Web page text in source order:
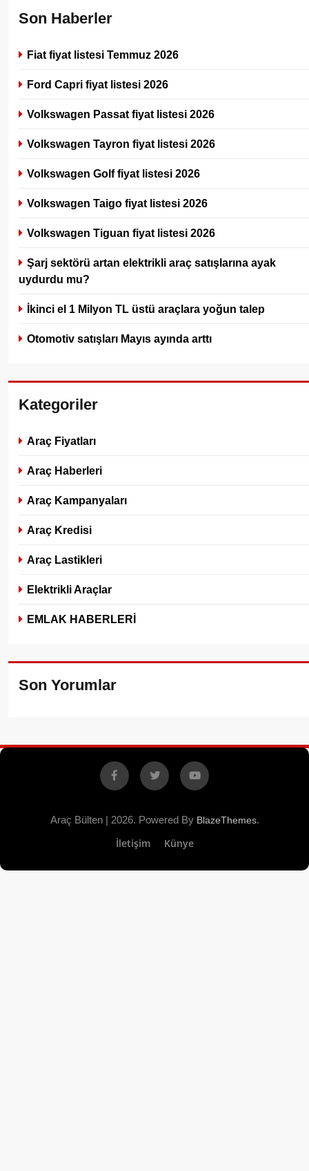
Son Haberler
Fiat fiyat listesi Temmuz 2026
Ford Capri fiyat listesi 2026
Volkswagen Passat fiyat listesi 2026
Volkswagen Tayron fiyat listesi 2026
Volkswagen Golf fiyat listesi 2026
Volkswagen Taigo fiyat listesi 2026
Volkswagen Tiguan fiyat listesi 2026
Şarj sektörü artan elektrikli araç satışlarına ayak
uydurdu mu?
İkinci el 1 Milyon TL üstü araçlara yoğun talep
Otomotiv satışları Mayıs ayında arttı
Kategoriler
Araç Fiyatları
Araç Haberleri
Araç Kampanyaları
Araç Kredisi
Araç Lastikleri
Elektrikli Araçlar
EMLAK HABERLERİ
Son Yorumlar
Facebook
X YouTube
Araç Bülten | 2026. Powered By BlazeThemes.
İletişim Künye